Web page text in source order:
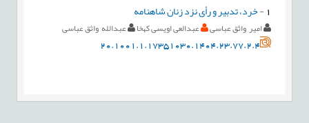
-خرد، تدبیر و رأی نزد زنان شاهنامه
امیر واثق عباسی عبدالعی اویسی کهخا عبدالله واثق عباسی
20.1001.1.17351030.1404.23.77.2.4